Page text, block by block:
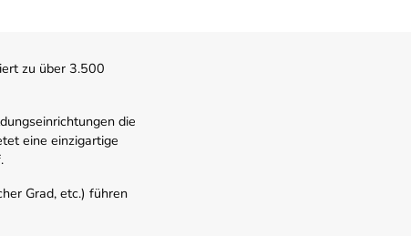
zu über 3.500
die
eine einzigartige
Grad, etc.) führen